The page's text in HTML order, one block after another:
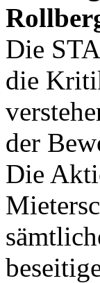
Die
die
der
Die